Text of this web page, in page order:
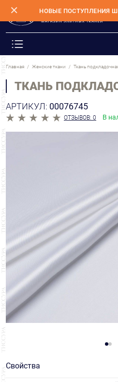
✕ НОВЫЕ ПОСТУПЛЕНИЯ
Главная Женские ткани Ткань
ТКАНЬ
АРТИКУЛ: 00076745
ОТЗЫВОВ: 0 В
Свойства